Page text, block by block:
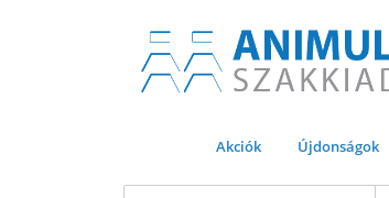
Akciók Újdonságok